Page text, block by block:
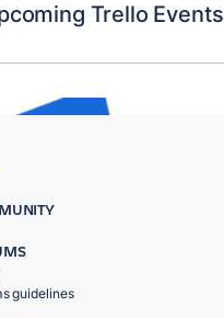
Trello Events
guidelines